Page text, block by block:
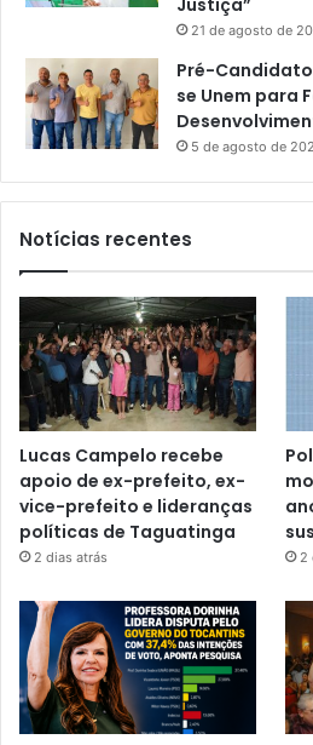
Justiça”
21 de agosto de
Pré-
se Unem para
5 de agosto de
Notícias recentes
Lucas Campelo recebe
apoio de ex-prefeito, ex-
vice-prefeito e lideranças
políticas de Taguatinga
2 dias atrás 2